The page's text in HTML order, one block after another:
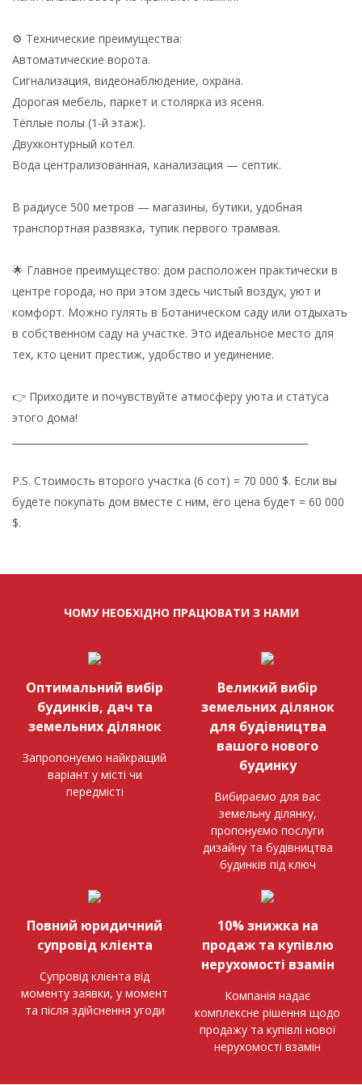
⚙️ Технические преимущества:
Автоматические ворота.
Сигнализация, видеонаблюдение, охрана.
Дорогая мебель, паркет и столярка из ясеня.
Тёплые полы (1-й этаж).
Двухконтурный котёл.
Вода централизованная, канализация — септик.
В радиусе 500 метров — магазины, бутики, удобная
транспортная развязка, тупик первого трамвая.
🌟 Главное преимущество: дом расположен практически в
центре города, но при этом здесь чистый воздух, уют и
комфорт. Можно гулять в Ботаническом саду или отдыхать
в собственном саду на участке. Это идеальное место для
тех, кто ценит престиж, удобство и уединение.
👉 Приходите и почувствуйте атмосферу уюта и статуса
этого дома!
P.S. Стоимость второго участка (6 сот) = 70 000 $. Если вы
будете покупать дом вместе с ним, его цена будет = 60 000
$.
ЧОМУ НЕОБХІДНО ПРАЦЮВАТИ З НАМИ
Оптимальний вибір
будинків, дач та
земельних ділянок
Запропонуємо найкращий
варіант у місті чи
передмісті
Великий вибір
земельних ділянок
для будівництва
вашого нового
будинку
Вибираємо для вас
земельну ділянку,
пропонуємо послуги
дизайну та будівництва
будинків під ключ
Повний юридичний
супровід клієнта
Супровід клієнта від
моменту заявки, у момент
та після здійснення угоди
10% знижка на
продаж та купівлю
нерухомості взамін
Компанія надає
комплексне рішення щодо
продажу та купівлі нової
нерухомості взамін